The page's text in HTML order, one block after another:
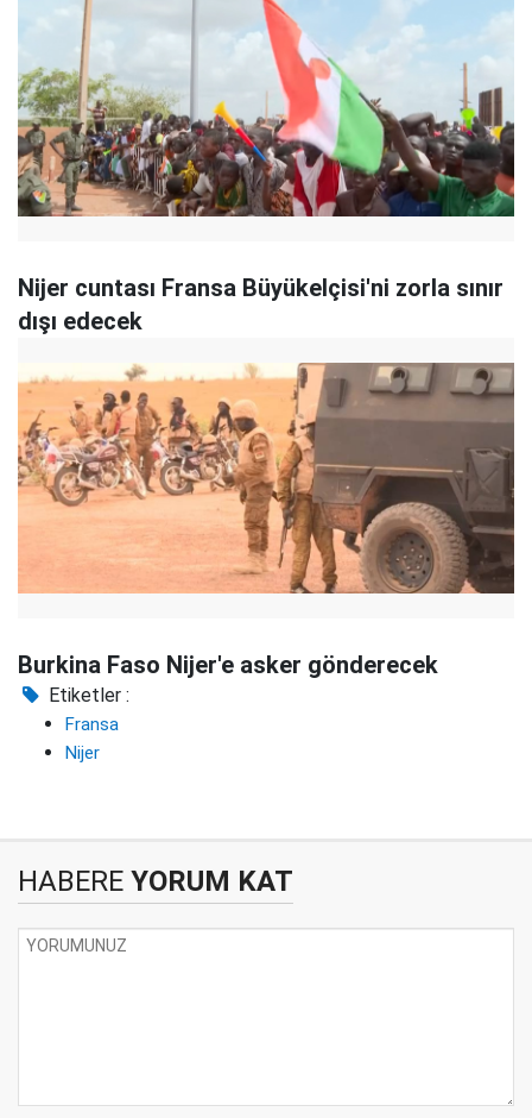
Nijer cuntası Fransa Büyükelçisi'ni zorla sınır
dışı edecek
Burkina Faso Nijer'e asker gönderecek
Etiketler :
Fransa
Nijer
HABERE YORUM KAT